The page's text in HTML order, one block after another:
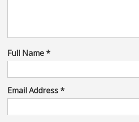
Full Name *
Email Address *